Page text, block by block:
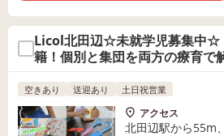
Licol北田辺☆未就学児募集中
籍！個別と集団を両方の療育で
空きあり 送迎あり 土日祝営業
アクセス
北田辺駅から55m